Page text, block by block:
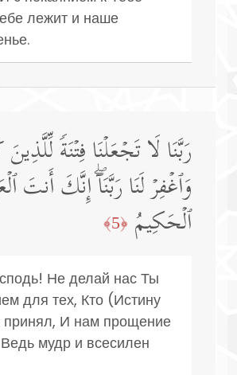
лежит и наше
رَبَّنَا لَا تَجۡعَلۡنَا فِتۡنَةࣰ
وَٱغۡفِرۡ لَنَا رَبَّنَاۤۖ إِنَّكَ أَنتَ
ٱلۡحَكِیمُ ﴿5﴾
Не делай нас Ты
для тех, Кто (Истину
И нам прощение
мудр и всесилен